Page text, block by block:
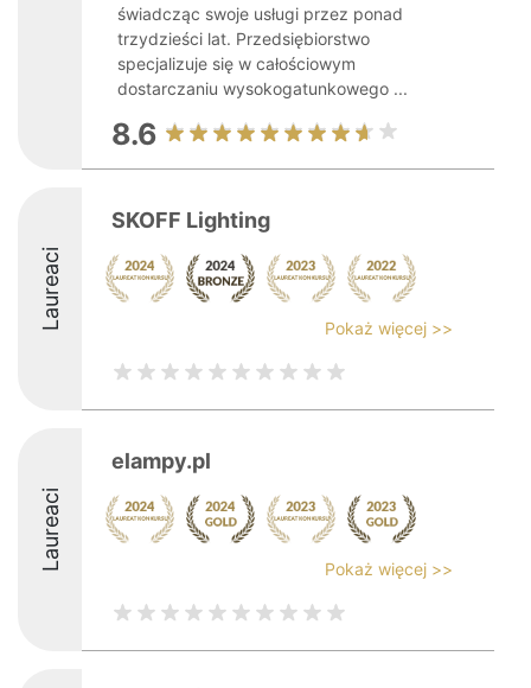
świadcząc swoje usługi przez ponad
trzydzieści lat. Przedsiębiorstwo
specjalizuje się w całościowym
dostarczaniu wysokogatunkowego ...
8.6
Laureaci
SKOFF Lighting
Pokaż więcej >>
Laureaci
elampy.pl
Pokaż więcej >>